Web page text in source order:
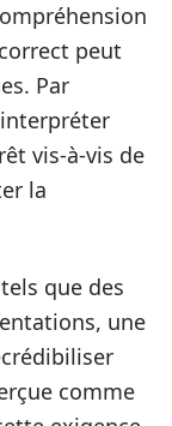
peut
Par
vis-à-vis de
la
que des
une
comme